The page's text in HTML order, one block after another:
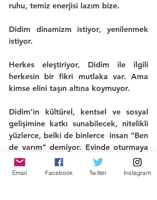
ruhu, temiz enerjisi lazım bize.
Didim dinamizm istiyor, yenilenmek
istiyor.
Herkes eleştiriyor, Didim ile ilgili
herkesin bir fikri mutlaka var. Ama
kimse elini taşın altına koymuyor.
Didim’in kültürel, kentsel ve sosyal
gelişimine katkı sunabilecek, nitelikli
yüzlerce, belki de binlerce  insan “Ben
de varım” demiyor. Evinde oturmaya
devam ediyor. Ve
sahnedeki aktörler
değişmiyor, Didim gelişemiyor.
Email Facebook Twitter İnstagram